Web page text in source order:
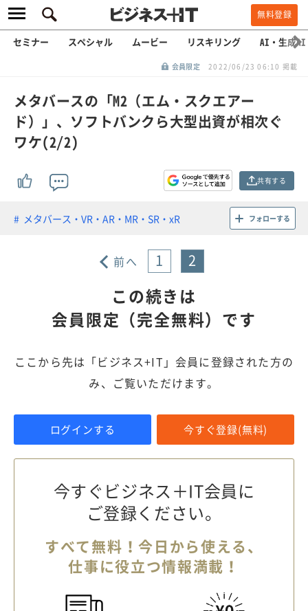
無料登録
セミナー スペシャル ムービー リスキリング AI・生成AI
会員限定 2022/06/23 06:10 掲載
メタバースの「M2（エム・スクエアー
ド）」、ソフトバンクら大型出資が相次ぐ
ワケ(2/2)
共有する
メタバース・VR・AR・MR・SR・xR フォローする
前へ 1 2
この続きは
会員限定（完全無料）です
ここから先は「ビジネス+IT」会員に登録された方の
み、ご覧いただけます。
ログインする 今すぐ登録(無料)
今すぐビジネス＋IT会員に
ご登録ください。
すべて無料！今日から使える、
仕事に役立つ情報満載！